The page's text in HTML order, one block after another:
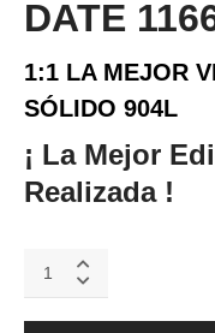
DATE
1:1 LA MEJOR
SÓLIDO 904L
¡ La Mejor
Realizada !
116610LN
2019